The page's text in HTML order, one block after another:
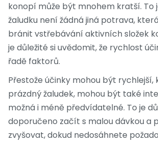
konopí může být mnohem kratší. To
žaludku není žádná jiná potrava,
bránit vstřebávání aktivních složek
je důležité si uvědomit, že rychlost
řadě faktorů.
Přestože účinky mohou být rychlejší,
prázdný žaludek, mohou být také
možná i méně předvídatelné. To je
doporučeno začít s malou dávkou a
zvyšovat, dokud nedosáhnete